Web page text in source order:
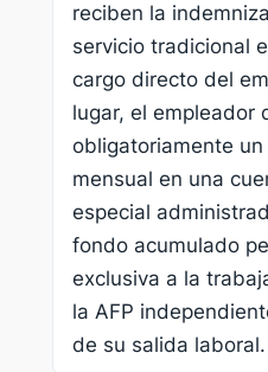
reciben la
servicio tradicional
cargo directo del
lugar, el empleador
obligatoriamente un
mensual en una
especial
fondo acumulado
exclusiva a la
la AFP
de su salida laboral.